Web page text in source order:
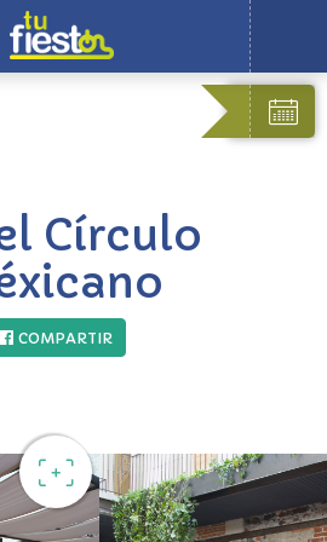
Círculo
COMPARTIR